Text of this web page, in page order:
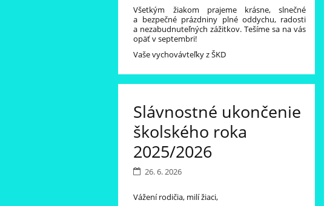
Všetkým žiakom prajeme krásne, slnečné
a bezpečné prázdniny plné oddychu, radosti
a nezabudnuteľných zážitkov. Tešíme sa na vás
opäť v septembri!
Vaše vychovávteľky z ŠKD
Slávnostné ukončenie
školského roka
2025/2026
26. 6. 2026
Vážení rodičia, milí žiaci,